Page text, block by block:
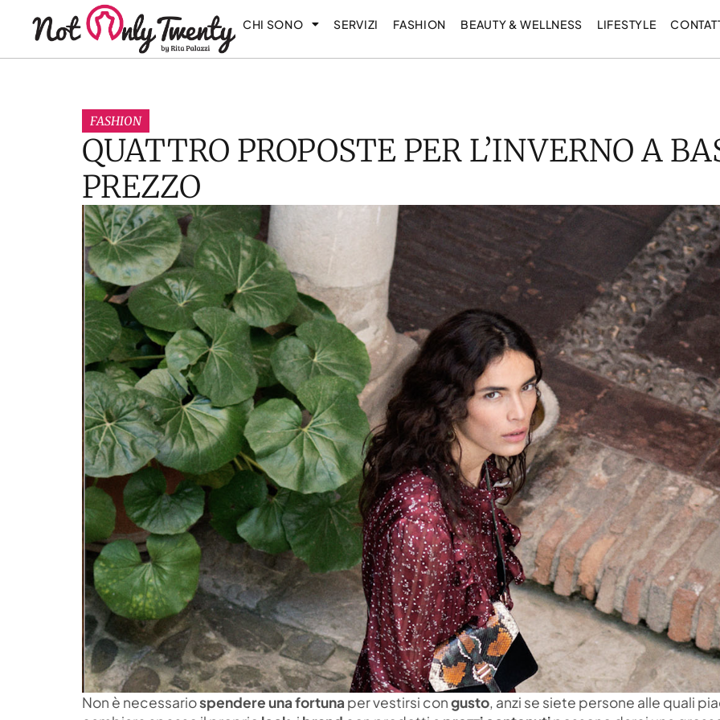
CHI SONO SERVIZI FASHION BEAUTY & WELLNESS LIFESTYLE
FASHION
QUATTRO PROPOSTE PER L’INVERNO A
PREZZO
Non è necessariospendere una fortuna per vestirsi congusto, anzi se siete persone alle quali